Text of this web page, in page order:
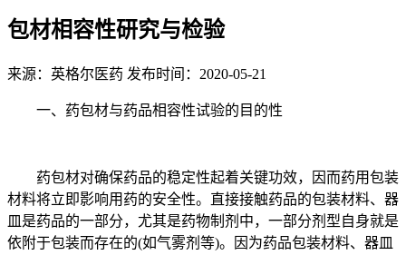
包材相容性研究与检验
来源：英格尔医药 发布时间：2020-05-21
一、药包材与药品相容性试验的目的性
药包材对确保药品的稳定性起着关键功效，因而药用包装
材料将立即影响用药的安全性。直接接触药品的包装材料、器
皿是药品的一部分，尤其是药物制剂中，一部分剂型自身就是
依附于包装而存在的(如气雾剂等)。因为药品包装材料、器皿